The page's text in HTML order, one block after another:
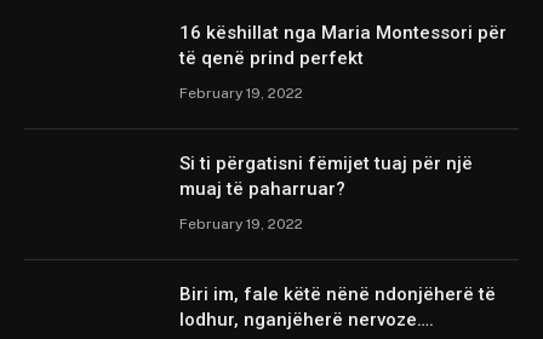
16 këshillat nga Maria Montessori për
të qenë prind perfekt
February 19, 2022
Si ti përgatisni fëmijet tuaj për një
muaj të paharruar?
February 19, 2022
Biri im, fale këtë nënë ndonjëherë të
lodhur, nganjëherë nervoze….